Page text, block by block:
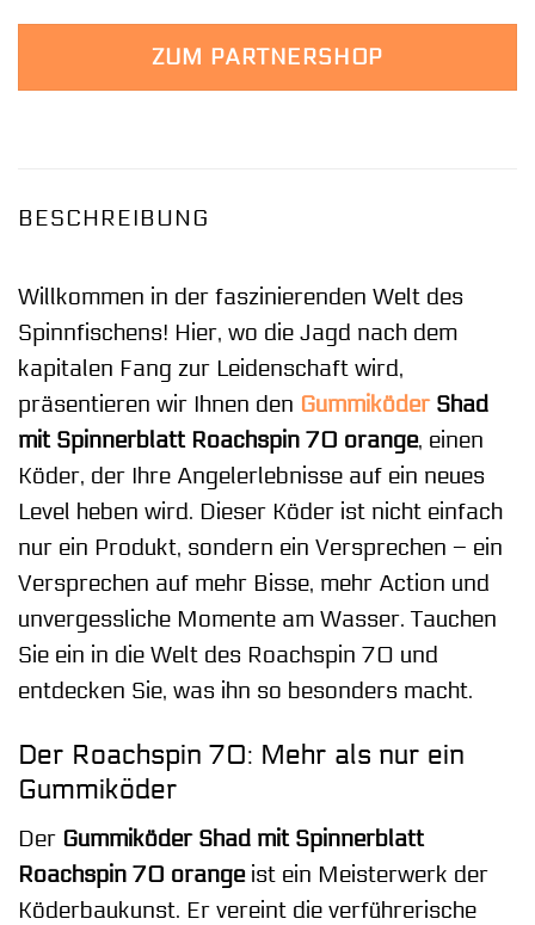
ZUM PARTNERSHOP
BESCHREIBUNG
Willkommen in der faszinierenden Welt des
Spinnfischens! Hier, wo die Jagd nach dem
kapitalen Fang zur Leidenschaft wird,
präsentieren wir Ihnen den GummiköderShad
mit Spinnerblatt Roachspin 70 orange, einen
Köder, der Ihre Angelerlebnisse auf ein neues
Level heben wird. Dieser Köder ist nicht einfach
nur ein Produkt, sondern ein Versprechen – ein
Versprechen auf mehr Bisse, mehr Action und
unvergessliche Momente am Wasser. Tauchen
Sie ein in die Welt des Roachspin 70 und
entdecken Sie, was ihn so besonders macht.
Der Roachspin 70: Mehr als nur ein
Gummiköder
Der Gummiköder Shad mit Spinnerblatt
Roachspin 70 orangeist ein Meisterwerk der
Köderbaukunst. Er vereint die verführerische